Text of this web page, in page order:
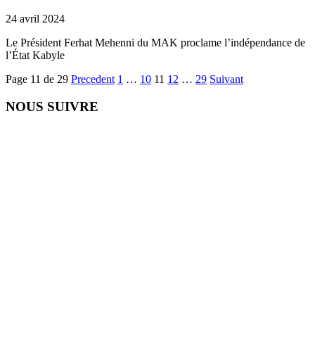
24 avril 2024
Le Président Ferhat Mehenni du MAK proclame l’indépendance de
l’État Kabyle
Page 11 de 29 Precedent 1 … 10 11 12 … 29 Suivant
NOUS SUIVRE